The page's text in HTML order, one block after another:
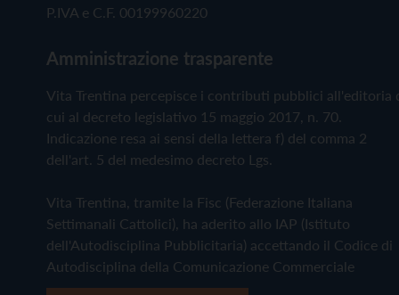
P.IVA e C.F. 00199960220
Amministrazione trasparente
Vita Trentina percepisce i contributi pubblici all'editoria
cui al decreto legislativo 15 maggio 2017, n. 70.
Indicazione resa ai sensi della lettera f) del comma 2
dell'art. 5 del medesimo decreto Lgs.
Vita Trentina, tramite la Fisc (Federazione Italiana
Settimanali Cattolici), ha aderito allo IAP (Istituto
dell'Autodisciplina Pubblicitaria) accettando il Codice di
Autodisciplina della Comunicazione Commerciale